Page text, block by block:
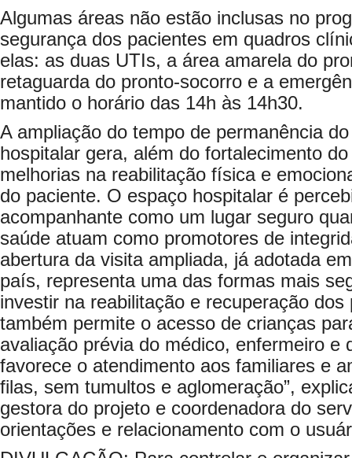
Algumas áreas não estão inclusas no
segurança dos pacientes em quadros
elas: as duas UTIs, a área amarela do
retaguarda do pronto-socorro e a
mantido o horário das 14h às 14h30.
A ampliação do tempo de permanência
hospitalar gera, além do fortalecimento
melhorias na reabilitação física e
do paciente. O espaço hospitalar é
acompanhante como um lugar seguro
saúde atuam como promotores de
abertura da visita ampliada, já adotada
país, representa uma das formas mais
investir na reabilitação e recuperação dos
também permite o acesso de crianças
avaliação prévia do médico, enfermeiro e
favorece o atendimento aos familiares e
filas, sem tumultos e aglomeração”,
gestora do projeto e coordenadora do
orientações e relacionamento com o